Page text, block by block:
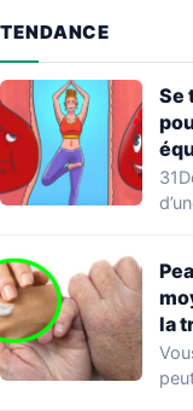
TENDANCE
Se
la